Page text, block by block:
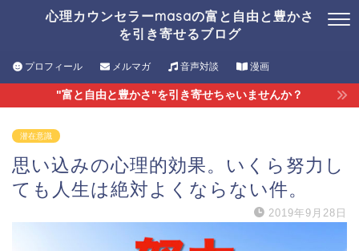
心理カウンセラーmasaの富と自由と豊かさ
を引き寄せるブログ
プロフィール メルマガ 音声対談 漫画
"富と自由と豊かさ"を引き寄せちゃいませんか？
潜在意識
思い込みの心理的効果。いくら努力し
ても人生は絶対よくならない件。
2019年9月28日